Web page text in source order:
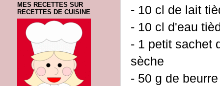
- 10 cl de lait
- 10 cl d'eau
- 1 petit sachet
sèche
- 50 g de beurre
MES RECETTES SUR
RECETTES DE CUISINE